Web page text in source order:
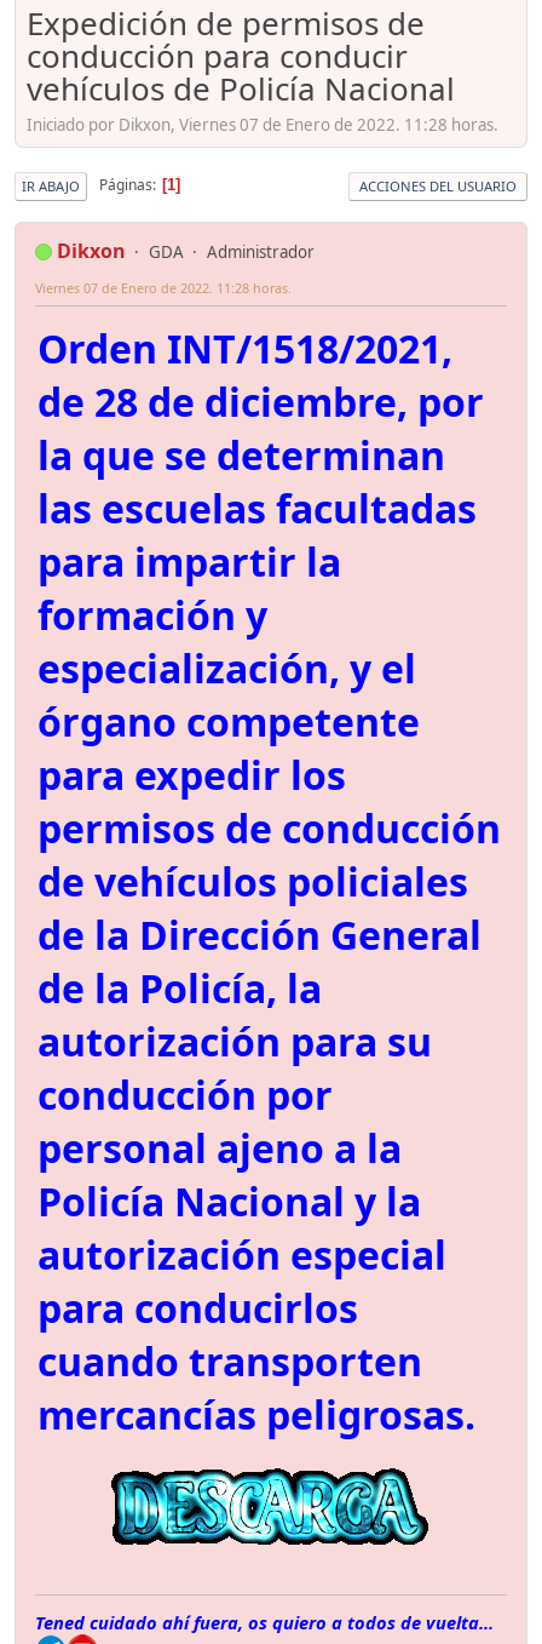
Expedición de permisos de
conducción para conducir
vehículos de Policía Nacional
Iniciado por Dikxon, Viernes 07 de Enero de 2022. 11:28 horas.
IR ABAJO Páginas 1 ACCIONES DEL USUARIO
Dikxon GDA Administrador
Viernes 07 de Enero de 2022. 11:28 horas.
Orden INT/1518/2021,
de 28 de diciembre, por
la que se determinan
las escuelas facultadas
para impartir la
formación y
especialización, y el
órgano competente
para expedir los
permisos de conducción
de vehículos policiales
de la Dirección General
de la Policía, la
autorización para su
conducción por
personal ajeno a la
Policía Nacional y la
autorización especial
para conducirlos
cuando transporten
mercancías peligrosas.
Tened cuidado ahí fuera, os quiero a todos de vuelta...